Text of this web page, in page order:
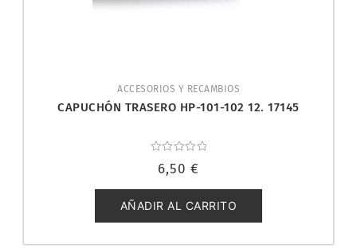
ACCESORIOS Y RECAMBIOS
CAPUCHÓN TRASERO HP-101-102 12. 17145
con
de
5
6,50 €
AÑADIR AL CARRITO